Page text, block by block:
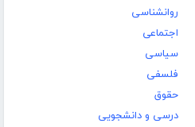
روانشناسی
اجتماعی
سیاسی
فلسفی
حقوق
درسی و دانشجویی